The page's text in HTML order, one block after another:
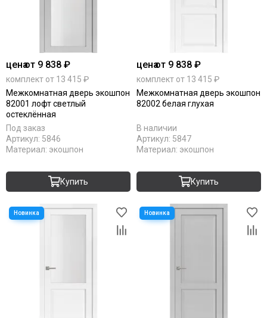
ценаот 9 838 ₽
комплект от 13 415 ₽
Межкомнатная дверь экошпон
82001 лофт светлый
остеклённая
Под заказ
Артикул: 5846
Материал: экошпон
Купить
ценаот 9 838 ₽
комплект от 13 415 ₽
Межкомнатная дверь экошпон
82002 белая глухая
В наличии
Артикул: 5847
Материал: экошпон
Купить